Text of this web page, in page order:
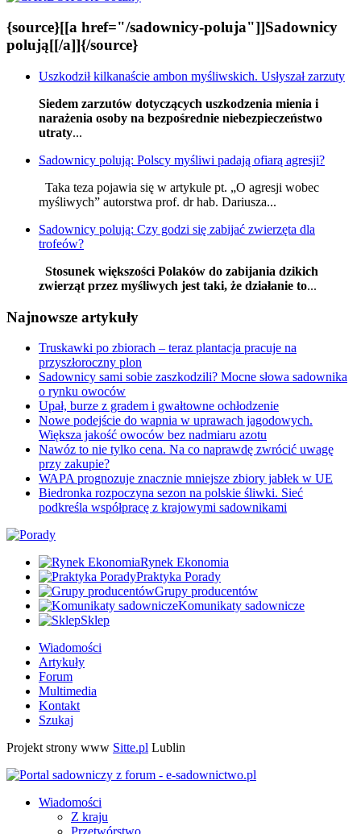
{source}[[a href="/sadownicy-poluja"]]Sadownicy
polują[[/a]]{/source}
Uszkodził kilkanaście ambon myśliwskich. Usłyszał zarzuty
Siedem zarzutów dotyczących uszkodzenia mienia i
narażenia osoby na bezpośrednie niebezpieczeństwo
utraty...
Sadownicy polują: Polscy myśliwi padają ofiarą agresji?
Taka teza pojawia się w artykule pt. „O agresji wobec
myśliwych” autorstwa prof. dr hab. Dariusza...
Sadownicy polują: Czy godzi się zabijać zwierzęta dla
trofeów?
Stosunek większości Polaków do zabijania dzikich
zwierząt przez myśliwych jest taki, że działanie to...
Najnowsze artykuły
Truskawki po zbiorach – teraz plantacja pracuje na
przyszłoroczny plon
Sadownicy sami sobie zaszkodzili? Mocne słowa sadownika
o rynku owoców
Upał, burze z gradem i gwałtowne ochłodzenie
Nowe podejście do wapnia w uprawach jagodowych.
Większa jakość owoców bez nadmiaru azotu
Nawóz to nie tylko cena. Na co naprawdę zwrócić uwagę
przy zakupie?
WAPA prognozuje znacznie mniejsze zbiory jabłek w UE
Biedronka rozpoczyna sezon na polskie śliwki. Sieć
podkreśla współpracę z krajowymi sadownikami
Rynek Ekonomia
Praktyka Porady
Grupy producentów
Komunikaty sadownicze
Sklep
Wiadomości
Artykuły
Forum
Multimedia
Kontakt
Szukaj
Projekt strony www Sitte.pl Lublin
Wiadomości
Z kraju